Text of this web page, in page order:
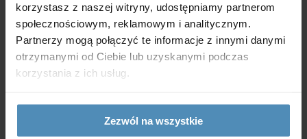
korzystasz z naszej witryny, udostępniamy partnerom
społecznościowym, reklamowym i analitycznym.
Partnerzy mogą połączyć te informacje z innymi danymi
otrzymanymi od Ciebie lub uzyskanymi podczas
korzystania z ich usług.
Zezwól na wszystkie
Jak dokładnie działa rekuperator
ścienny?
niczym nie różni się od działania klasycznej wentylacji
z odzyskiem ciepła. Urządzenie pracuje w cyklach